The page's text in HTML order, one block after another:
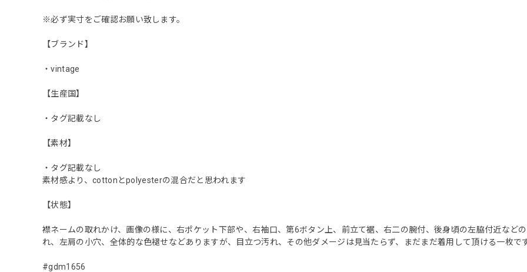
※必ず実寸をご確認お願い致します。
【ブランド】
・vintage
【生産国】
・タグ記載なし
【素材】
・タグ記載なし
素材感より、cottonとpolyesterの混合だと思われます
【状態】
襟ネームの取れかけ、画像の様に、右ポケット下部や、右袖口、第6ボタン上、前立て裾、右二の腕付、後身頃の左脇付近など
れ、左肩の小穴、全体的な色褪せなどありますが、目立つ汚れ、その他ダメージは見当たらず、まだまだ着用して頂ける一枚で
#gdm1656